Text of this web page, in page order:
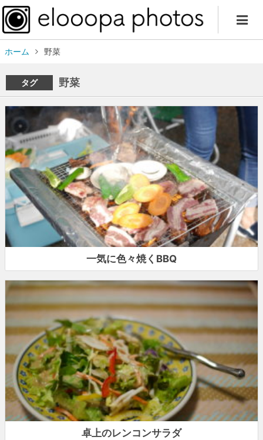
ホーム 野菜
タグ 野菜
一気に色々焼くBBQ
卓上のレンコンサラダ